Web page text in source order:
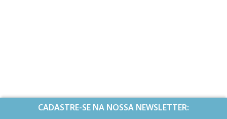
CADASTRE-SE NA NOSSA NEWSLETTER: